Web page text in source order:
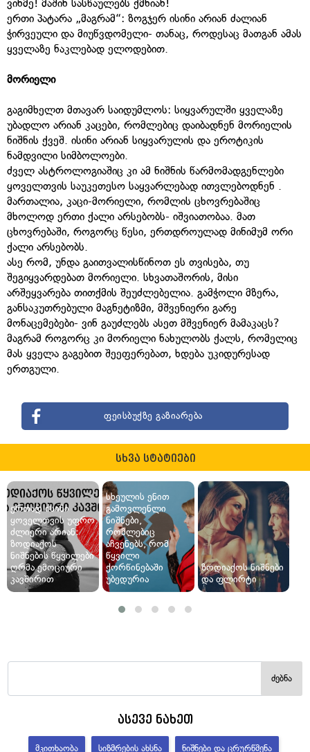
ვინმე! მაშინ სასწაულებს ქმნიან!
ერთი პატარა „მაგრამ“: ზოგჯერ ისინი არიან ძალიან
ჭირვეული და მიუწვდომელი- თანაც, როდესაც მათგან ამას
ყველაზე ნაკლებად ელოდებით.
მორიელი
გაგიმხელთ მთავარ საიდუმლოს: სიყვარულში ყველაზე
უბადლო არიან კაცები, რომლებიც დაიბადნენ მორიელის
ნიშნის ქვეშ. ისინი არიან სიყვარულის და ეროტიკის
ნამდვილი სიმბოლოები.
ძველ ასტროლოგიაშიც კი ამ ნიშნის წარმომადგენლები
ყოველთვის საუკეთესო საყვარლებად ითვლებოდნენ .
მართალია, კაცი-მორიელი, რომლის ცხოვრებაშიც
მხოლოდ ერთი ქალი არსებობს- იშვიათობაა. მათ
ცხოვრებაში, როგორც წესი, ერთდროულად მინიმუმ ორი
ქალი არსებობს.
ასე რომ, უნდა გაითვალისწინოთ ეს თვისება, თუ
შეგიყვარდებათ მორიელი. სხვათაშორის, მისი
არშეყვარება თითქმის შეუძლებელია. გამჭოლი მზერა,
განსაკუთრებული მაგნეტიზმი, მშვენიერი გარე
მონაცემებები- ვინ გაუძლებს ასეთ მშვენიერ მამაკაცს?
მაგრამ როგორც კი მორიელი ნახულობს ქალს, რომელიც
მას ყველა გაგებით შეეფერებათ, ხდება უკიდურესად
ერთგული.
ფეისბუქზე გაზიარება
სხვა სტატიები
ერთად ისინი
ყოველთვის უფრო
ძლიერი არიან:
ზოდიაქოს
ნიშნების წყვილები
ღრმა ემოციური
კავშირით
სხეულის ენით
გამოვლენლი
ნიშნები,
რომლებიც
აჩვენებს, რომ
წყვილი
ქორწინებაში
უბედურია
ზოდიაქოს ნიშნები
და ფლირტი
ძებნა
ასევე ნახეთ
ᲛᲙᲘᲗᲮᲐᲝᲑᲐ ᲡᲘᲖᲛᲠᲔᲑᲘᲡ ᲐᲮᲡᲜᲐ ᲜᲘᲨᲜᲔᲑᲘ ᲓᲐ ᲪᲠᲣᲠᲬᲛᲔᲜᲐ